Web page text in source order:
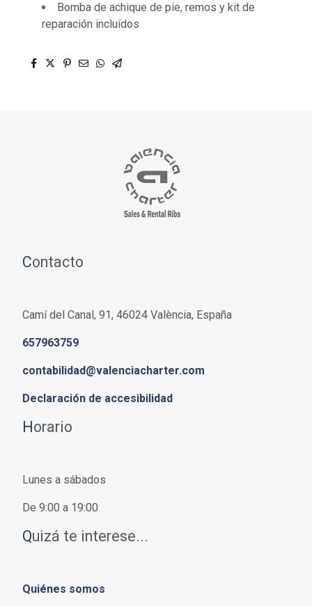
Bomba de achique de pie, remos y kit de
reparación incluídos
Contacto
Camí del Canal, 91, 46024 València, España
657963759
contabilidad@valenciacharter.com
Declaración de accesibilidad
Horario
Lunes a sábados
De 9:00 a 19:00
Quizá te interese...
Quiénes somos